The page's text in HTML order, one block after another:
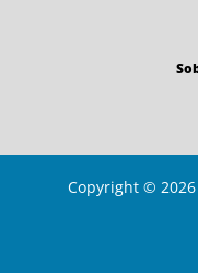
Copyright ©